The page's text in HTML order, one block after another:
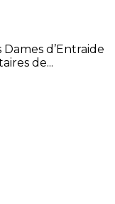
d’Entraide
de...